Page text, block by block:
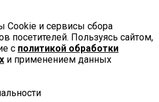
Cookie и сервисы сбора
посетителей. Пользуясь сайтом,
с политикой обработки
и применением данных